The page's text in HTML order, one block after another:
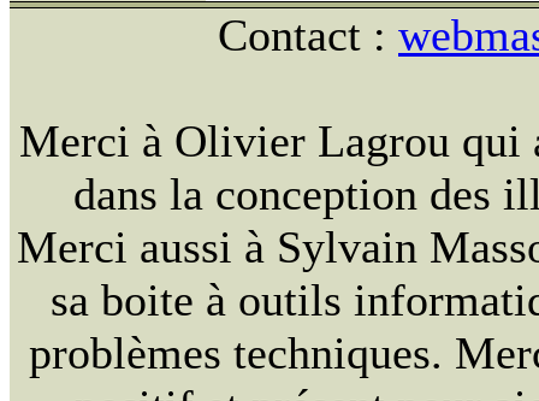
Contact :
Merci à Olivier Lagrou qui
dans la conception des
Merci aussi à Sylvain
sa boite à outils
problèmes techniques.